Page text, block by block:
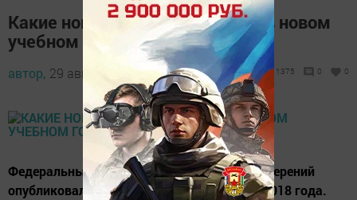
Какие новшества будут на ЕГЭ в новом
учебном году
автор, 29 августа 2017 - 12:17 1375 0 0
Федеральный институт педагогических измерений
опубликовал проекты документов по ЕГЭ 2018 года.